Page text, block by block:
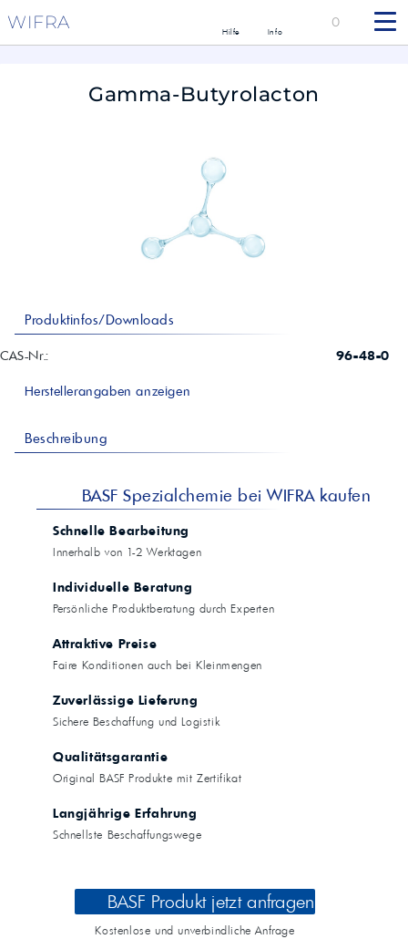
WIFRA Hilfe Info
0
Gamma-Butyrolacton
Produktinfos/Downloads
CAS-Nr.: 96-48-0
Herstellerangaben anzeigen
Beschreibung
BASF Spezialchemie bei WIFRA kaufen
Schnelle Bearbeitung
Innerhalb von 1-2 Werktagen
Individuelle Beratung
Persönliche Produktberatung durch Experten
Attraktive Preise
Faire Konditionen auch bei Kleinmengen
Zuverlässige Lieferung
Sichere Beschaffung und Logistik
Qualitätsgarantie
Original BASF Produkte mit Zertifikat
Langjährige Erfahrung
Schnellste Beschaffungswege
BASF Produkt jetzt anfragen
Kostenlose und unverbindliche Anfrage